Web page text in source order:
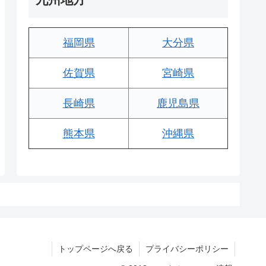
福岡県 大分県
佐賀県 宮崎県
長崎県 鹿児島県
熊本県 沖縄県
トップページへ戻る プライバシーポリシー